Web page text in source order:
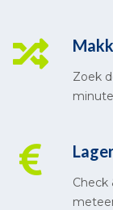
Zoek
Check